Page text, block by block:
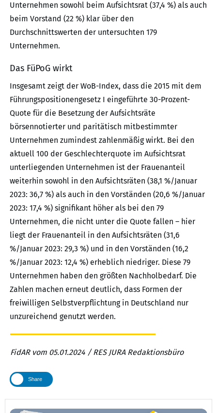
Unternehmen sowohl beim Aufsichtsrat (37,4 %) als auch
beim Vorstand (22 %) klar über den
Durchschnittswerten der untersuchten 179
Unternehmen.
Das FüPoG wirkt
Insgesamt zeigt der WoB-Index, dass die 2015 mit dem
Führungspositionengesetz I eingeführte 30-Prozent-
Quote für die Besetzung der Aufsichtsräte
börsennotierter und paritätisch mitbestimmter
Unternehmen zumindest zahlenmäßig wirkt. Bei den
aktuell 100 der Geschlechterquote im Aufsichtsrat
unterliegenden Unternehmen ist der Frauenanteil
weiterhin sowohl in den Aufsichtsräten (38,1 %/Januar
2023: 36,7 %) als auch in den Vorständen (20,6 %/Januar
2023: 17,4 %) signifikant höher als bei den 79
Unternehmen, die nicht unter die Quote fallen – hier
liegt der Frauenanteil in den Aufsichtsräten (31,6
%/Januar 2023: 29,3 %) und in den Vorständen (16,2
%/Januar 2023: 12,4 %) erheblich niedriger. Diese 79
Unternehmen haben den größten Nachholbedarf. Die
Zahlen machen erneut deutlich, dass Formen der
freiwilligen Selbstverpflichtung in Deutschland nur
unzureichend genutzt werden.
FidAR vom 05.01.2024 / RES JURA Redaktionsbüro
Share